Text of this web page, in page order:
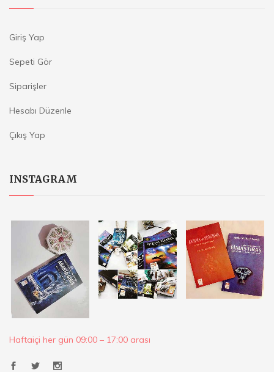
Giriş Yap
Sepeti Gör
Siparişler
Hesabı Düzenle
Çıkış Yap
INSTAGRAM
Haftaiçi her gün 09:00 – 17:00 arası